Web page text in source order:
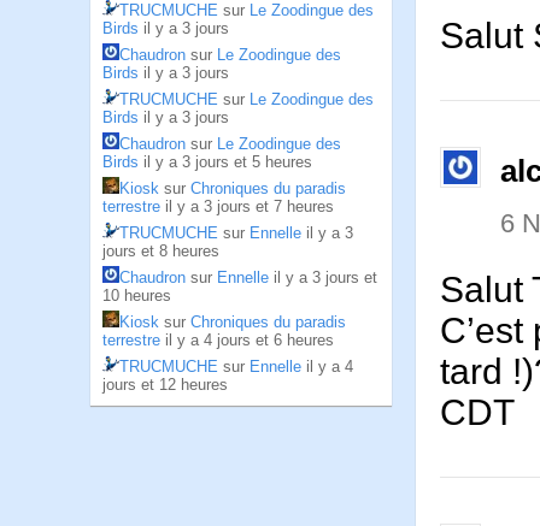
TRUCMUCHE sur Le Zoodingue des
Birds il y a 3 jours
Chaudron sur Le Zoodingue des
Birds il y a 3 jours
TRUCMUCHE sur Le Zoodingue des
Birds il y a 3 jours
Chaudron sur Le Zoodingue des
Birds il y a 3 jours et 5 heures
Kiosk sur Chroniques du paradis
terrestre il y a 3 jours et 7 heures
TRUCMUCHE sur Ennelle il y a 3
jours et 8 heures
Chaudron sur Ennelle il y a 3 jours et
10 heures
Kiosk sur Chroniques du paradis
terrestre il y a 4 jours et 6 heures
TRUCMUCHE sur Ennelle il y a 4
jours et 12 heures
Salut
6
Salut
tard
CDT